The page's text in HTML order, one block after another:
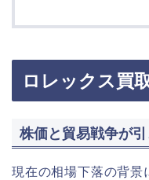
ロレックス買
株価と貿易戦争が引
現在の相場下落の背景